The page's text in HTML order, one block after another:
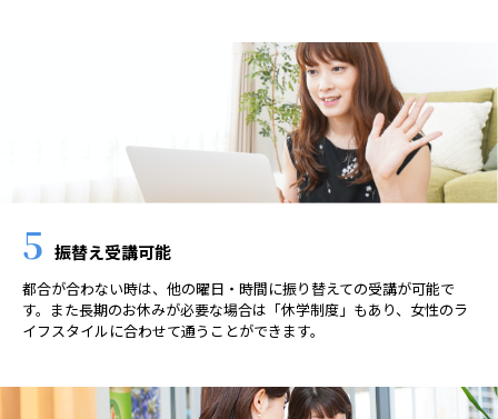
5 振替え受講可能
都合が合わない時は、他の曜日・時間に振り替えての受講が可能で
す。また長期のお休みが必要な場合は「休学制度」もあり、女性のラ
イフスタイルに合わせて通うことができます。